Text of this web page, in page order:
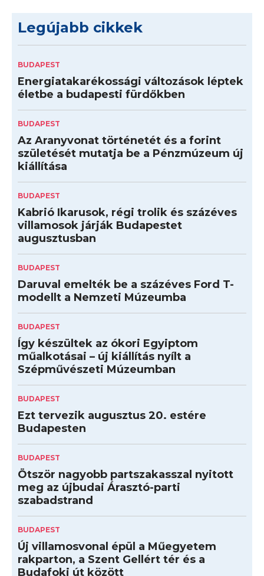
Legújabb cikkek
BUDAPEST
Energiatakarékossági változások léptek
életbe a budapesti fürdőkben
BUDAPEST
Az Aranyvonat történetét és a forint
születését mutatja be a Pénzmúzeum új
kiállítása
BUDAPEST
Kabrió Ikarusok, régi trolik és százéves
villamosok járják Budapestet
augusztusban
BUDAPEST
Daruval emelték be a százéves Ford T-
modellt a Nemzeti Múzeumba
BUDAPEST
Így készültek az ókori Egyiptom
műalkotásai – új kiállítás nyílt a
Szépművészeti Múzeumban
BUDAPEST
Ezt tervezik augusztus 20. estére
Budapesten
BUDAPEST
Ötször nagyobb partszakasszal nyitott
meg az újbudai Árasztó-parti
szabadstrand
BUDAPEST
Új villamosvonal épül a Műegyetem
rakparton, a Szent Gellért tér és a
Budafoki út között